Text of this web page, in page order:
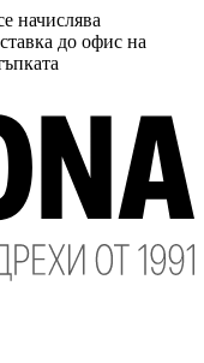
начислява
до офис на